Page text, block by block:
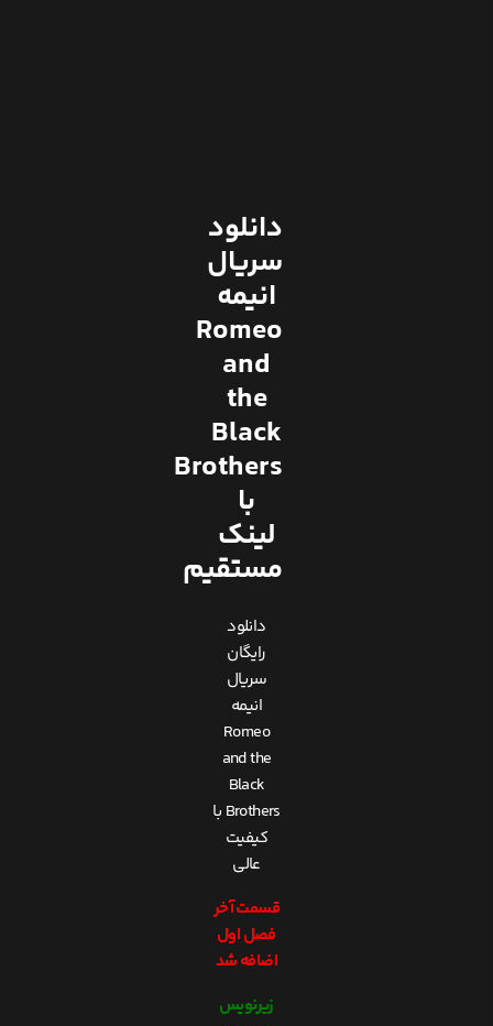
دانلود
سریال
انیمه
Romeo
and
the
Black
Brothers
با
لینک
مستقیم
دانلود
رایگان
سریال
انیمه
Romeo
and the
Black
Brothers با
کیفیت
عالی
قسمت آخر
فصل اول
اضافه شد
زیرنویس